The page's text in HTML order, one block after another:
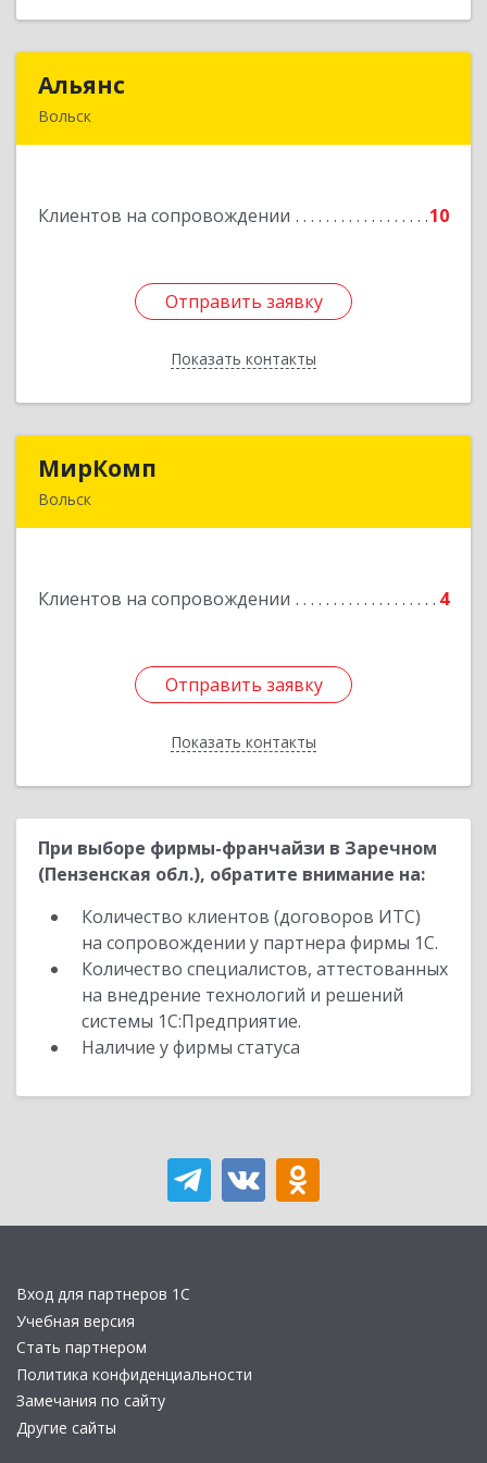
Альянс
Вольск
Клиентов на сопровождении 10
Отправить заявку
Показать контакты
Подробнее
Отправить заявку
Назад
МирКомп
Вольск
Клиентов на сопровождении 4
Отправить заявку
Показать контакты
Подробнее
Отправить заявку
Назад
При выборе фирмы-франчайзи в Заречном
(Пензенская обл.), обратите внимание на:
Количество клиентов (договоров ИТС)
на сопровождении у партнера фирмы 1С.
Количество специалистов, аттестованных
на внедрение технологий и решений
системы 1С:Предприятие.
Наличие у фирмы статуса
Вход для партнеров 1С
Учебная версия
Стать партнером
Политика конфиденциальности
Замечания по сайту
Другие сайты